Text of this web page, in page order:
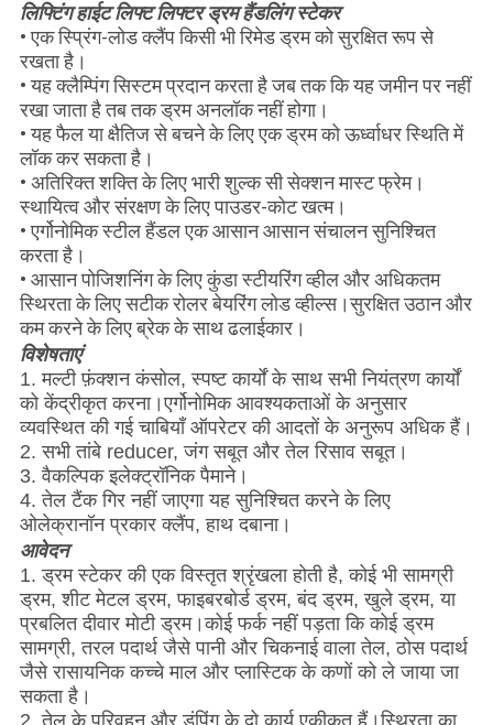
लिफ्टिंग हाईट लिफ्ट लिफ्टर ड्रम हैंडलिंग स्टेकर
• एक स्प्रिंग-लोड क्लैंप किसी भी रिमेड ड्रम को सुरक्षित रूप से
रखता है।
• यह क्लैम्पिंग सिस्टम प्रदान करता है जब तक कि यह जमीन पर नहीं
रखा जाता है तब तक ड्रम अनलॉक नहीं होगा।
• यह फैल या क्षैतिज से बचने के लिए एक ड्रम को ऊर्ध्वाधर स्थिति में
लॉक कर सकता है।
• अतिरिक्त शक्ति के लिए भारी शुल्क सी सेक्शन मास्ट फ्रेम।
स्थायित्व और संरक्षण के लिए पाउडर-कोट खत्म।
• एर्गोनोमिक स्टील हैंडल एक आसान आसान संचालन सुनिश्चित
करता है।
• आसान पोजिशनिंग के लिए कुंडा स्टीयरिंग व्हील और अधिकतम
स्थिरता के लिए सटीक रोलर बेयरिंग लोड व्हील्स।सुरक्षित उठान और
कम करने के लिए ब्रेक के साथ ढलाईकार।
विशेषताएं
1. मल्टी फ़ंक्शन कंसोल, स्पष्ट कार्यों के साथ सभी नियंत्रण कार्यों
को केंद्रीकृत करना।एर्गोनोमिक आवश्यकताओं के अनुसार
व्यवस्थित की गई चाबियाँ ऑपरेटर की आदतों के अनुरूप अधिक हैं।
2. सभी तांबे reducer, जंग सबूत और तेल रिसाव सबूत।
3. वैकल्पिक इलेक्ट्रॉनिक पैमाने।
4. तेल टैंक गिर नहीं जाएगा यह सुनिश्चित करने के लिए
ओलेक्रानॉन प्रकार क्लैंप, हाथ दबाना।
आवेदन
1. ड्रम स्टेकर की एक विस्तृत श्रृंखला होती है, कोई भी सामग्री
ड्रम, शीट मेटल ड्रम, फाइबरबोर्ड ड्रम, बंद ड्रम, खुले ड्रम, या
प्रबलित दीवार मोटी ड्रम।कोई फर्क नहीं पड़ता कि कोई ड्रम
सामग्री, तरल पदार्थ जैसे पानी और चिकनाई वाला तेल, ठोस पदार्थ
जैसे रासायनिक कच्चे माल और प्लास्टिक के कणों को ले जाया जा
सकता है।